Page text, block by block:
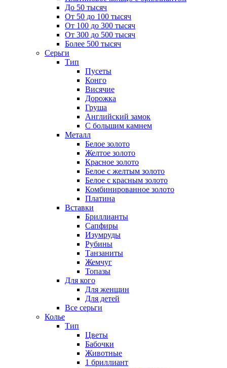
До 50 тысяч
От 50 до 100 тысяч
От 100 до 300 тысяч
От 300 до 500 тысяч
Более 500 тысяч
Серьги
Тип
Пусеты
Конго
Висячие
Дорожка
Груша
Английский замок
С большим камнем
Металл
Белое золото
Желтое золото
Красное золото
Белое с желтым золото
Белое с красным золото
Комбинированное золото
Платина
Вставки
Бриллианты
Сапфиры
Изумруды
Рубины
Танзаниты
Жемчуг
Топазы
Для кого
Для женщин
Для детей
Все серьги
Колье
Тип
Цветы
Бабочки
Животные
1 бриллиант